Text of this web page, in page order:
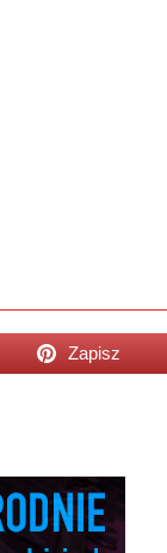
Zapisz